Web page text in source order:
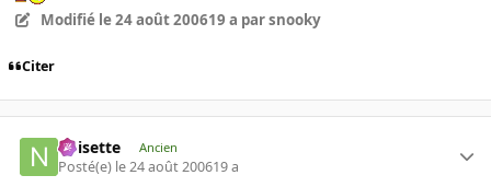
Modifié le 24 août 200619 a par snooky
Citer
noisette Ancien
Posté(e) le 24 août 200619 a